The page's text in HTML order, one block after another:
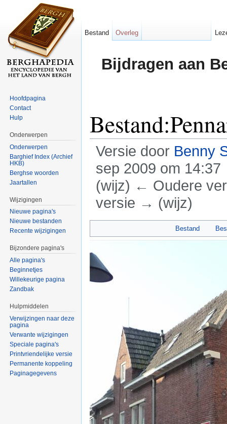
Bijdragen aan
Versie door Benny
sep 2009 om 14:37
(wijz) ← Oudere
versie → (wijz)
Bestand
Bestand Overleg
Hoofdpagina
Contact
Hulp
Onderwerpen
Onderwerpen
Barghief Index (Archief
HKB)
Berghse woorden
Jaartallen
Wijzigingen
Nieuwe pagina's
Nieuwe bestanden
Recente wijzigingen
Bijzondere pagina's
Alle pagina's
Beginnetjes
Willekeurige pagina
Zandbak
Hulpmiddelen
Verwijzingen naar deze
pagina
Verwante wijzigingen
Speciale pagina's
Printvriendelijke versie
Permanente koppeling
Paginagegevens